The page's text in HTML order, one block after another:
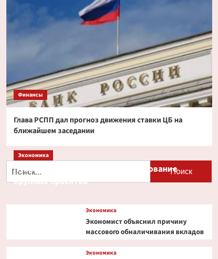
Финансы
Глава РСПП дал прогноз движения ставки ЦБ на
ближайшем заседании
Экономика
Путин и Костин обсудили кредитование
крупных проектов
Экономика
Экономист объяснил причину
массового обналичивания вкладов
Экономика